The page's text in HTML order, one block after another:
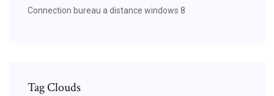
Connection bureau a distance windows 8
Tag Clouds